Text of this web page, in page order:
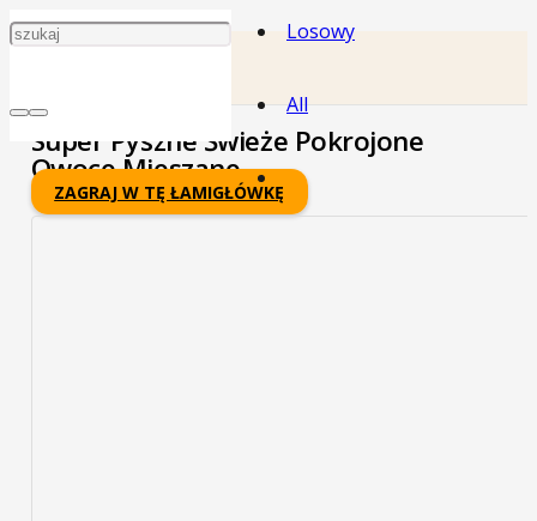
Losowy
All
Super Pyszne Świeże Pokrojone
Owoce Mieszane
ZAGRAJ W TĘ ŁAMIGŁÓWKĘ